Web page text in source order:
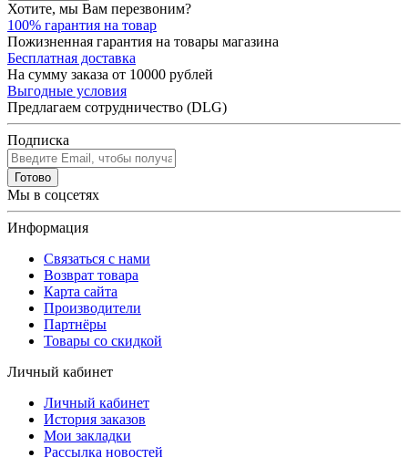
Хотите, мы Вам перезвоним?
100% гарантия на товар
Пожизненная гарантия на товары магазина
Бесплатная доставка
На сумму заказа от 10000 рублей
Выгодные условия
Предлагаем сотрудничество (DLG)
Подписка
Готово
Мы в соцсетях
Информация
Связаться с нами
Возврат товара
Карта сайта
Производители
Партнёры
Товары со скидкой
Личный кабинет
Личный кабинет
История заказов
Мои закладки
Рассылка новостей